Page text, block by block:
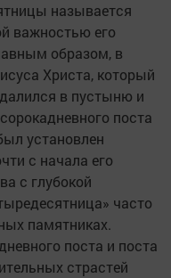
называется
важностью его
образом, в
Христа, который
в пустыню и
поста
установлен
с начала его
с глубокой
часто
памятниках.
поста и поста
страстей